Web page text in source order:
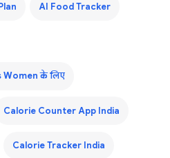
AI Food Tracker
Women के लिए
Calorie Counter App India
Calorie Tracker India